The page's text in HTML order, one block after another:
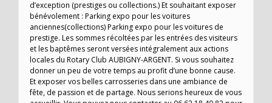
d’exception (prestiges ou collections.) Et souhaitant exposer
bénévolement : Parking expo pour les voitures
anciennes(collections) Parking expo pour les voitures de
prestige. Les sommes récoltées par les entrées des visiteurs
et les baptêmes seront versées intégralement aux actions
locales du Rotary Club AUBIGNY-ARGENT. Si vous souhaitez
donner un peu de votre temps au profit d’une bonne cause.
Et exposer vos belles carrosseries dans une ambiance de
fête, de passion et de partage. Nous serions heureux de vous